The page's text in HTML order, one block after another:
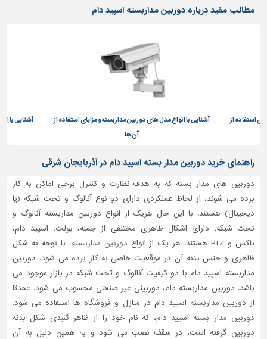
و
شهرسازی،
سازه
سایر
مطالب مفید درباره دوربین مداربسته اسپید دام
استفاده از
آشنایی با انواع مدل های دوربین مداربسته و مزایای استفاده از
آن ها
آشنایی با
راهنمای خرید دوربین مدار بسته اسپید دام در آذربایجان شرقی
دوربین های مدار بسته که به هدف نظارت و کنترل برخی اماکن به کار
برده می شوند، از لحاظ عملکردی دارای دو نوع آنالوگ و تحت شبکه (یا
دیجیتال) هستند. با این حال هریک از انواع دوربین مداربسته آنالوگ و
تحت شبکه، دارای اشکال ظاهری مختلفی از جمله، بولت، اسپید دام،
باکس و PTZ هستند. هر یک از انواع
دوربین مداربسته، با توجه به شکل
ظاهری و جنس بدنه آن در موقعیت خاصی به کار برده می شود. دوربین
مداربسته اسپید دام با دو کیفیت آنالوگ و تحت شبکه در بازار موجود می
باشد. دوربین مداربسته دام، دوربینی غیر صنعتی محسوب می شود. عمدتا
از دوربین مداربسته اسپید دام در منازل و فروشگاه ها استفاده می شود.
دوربین مدار بسته اسپید دام، که نام خود را از ظاهر گنبدی شکل بدنه
دوربین گرفته است، در سقف نصب می شود و به همین دلیل به آن